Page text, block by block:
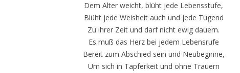
Dem Alter weicht, blüht jede Lebensstufe,
Blüht jede Weisheit auch und jede Tugend
Zu ihrer Zeit und darf nicht ewig dauern.
Es muß das Herz bei jedem Lebensrufe
Bereit zum Abschied sein und Neubeginne,
Um sich in Tapferkeit und ohne Trauern